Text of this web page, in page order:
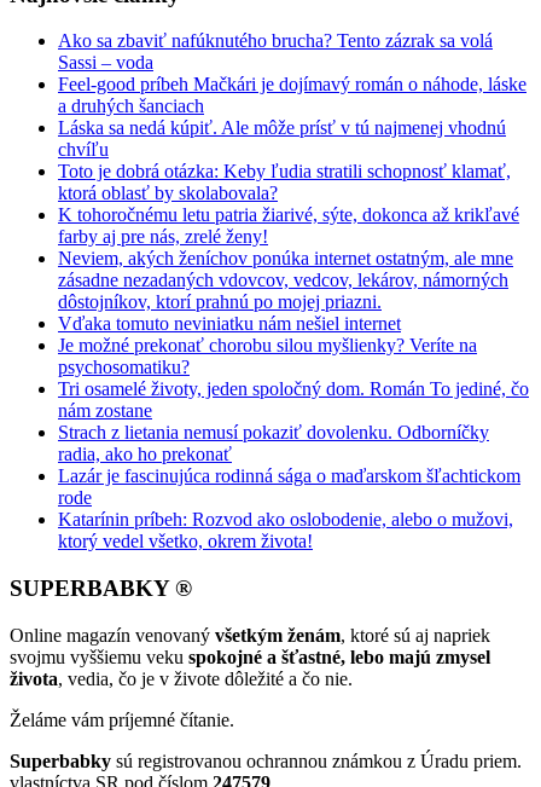
Ako sa zbaviť nafúknutého brucha? Tento zázrak sa volá
Sassi – voda
Feel-good príbeh Mačkári je dojímavý román o náhode, láske
a druhých šanciach
Láska sa nedá kúpiť. Ale môže prísť v tú najmenej vhodnú
chvíľu
Toto je dobrá otázka: Keby ľudia stratili schopnosť klamať,
ktorá oblasť by skolabovala?
K tohoročnému letu patria žiarivé, sýte, dokonca až krikľavé
farby aj pre nás, zrelé ženy!
Neviem, akých ženíchov ponúka internet ostatným, ale mne
zásadne nezadaných vdovcov, vedcov, lekárov, námorných
dôstojníkov, ktorí prahnú po mojej priazni.
Vďaka tomuto neviniatku nám nešiel internet
Je možné prekonať chorobu silou myšlienky? Veríte na
psychosomatiku?
Tri osamelé životy, jeden spoločný dom. Román To jediné, čo
nám zostane
Strach z lietania nemusí pokaziť dovolenku. Odborníčky
radia, ako ho prekonať
Lazár je fascinujúca rodinná sága o maďarskom šľachtickom
rode
Katarínin príbeh: Rozvod ako oslobodenie, alebo o mužovi,
ktorý vedel všetko, okrem života!
SUPERBABKY ®
Online magazín venovaný všetkým ženám, ktoré sú aj napriek
svojmu vyššiemu veku spokojné a šťastné, lebo majú zmysel
života, vedia, čo je v živote dôležité a čo nie.
Želáme vám príjemné čítanie.
Superbabky sú registrovanou ochrannou známkou z Úradu priem.
vlastníctva SR pod číslom 247579